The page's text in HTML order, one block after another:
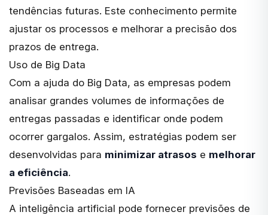
tendências futuras. Este conhecimento permite
ajustar os processos e melhorar a precisão dos
prazos de entrega.
Uso de Big Data
Com a ajuda do Big Data, as empresas podem
analisar grandes volumes de informações de
entregas passadas e identificar onde podem
ocorrer gargalos. Assim, estratégias podem ser
desenvolvidas para minimizar atrasos e melhorar
a eficiência.
Previsões Baseadas em IA
A inteligência artificial pode fornecer previsões de